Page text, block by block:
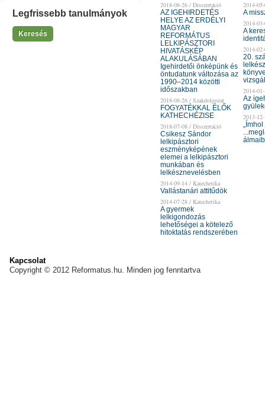
Legfrissebb tanulmányok
Keresés
2018-08-26 / Disszertáció
AZ IGEHIRDETÉS
HELYE AZ ERDÉLYI
MAGYAR
REFORMÁTUS
LELKIPÁSZTORI
HIVATÁSKÉP
ALAKULÁSÁBAN
Igehirdetői önképünk és
öntudatunk változása az
1990–2014 közötti
időszakban
2018-08-26 / Szakdolgozat
FOGYATÉKKAL ÉLŐK
KATHECHÉZISE
2018-07-08 / Disszertáció
Csikesz Sándor
lelkipásztori
eszményképének
elemei a lelkipásztori
munkában és
lelkésznevelésben
2014-09-14 / Katechetika
Vallástanári attitűdök
2014-07-28 / Katechetika
A gyermek
lelkigondozás
lehetőségei a kötelező
hitoktatás rendszerében
2014-
A
2014-
A
2014-
20.
2014-
Az
2013-
Kapcsolat
Copyright © 2012 Reformatus.hu. Minden jog fenntartva